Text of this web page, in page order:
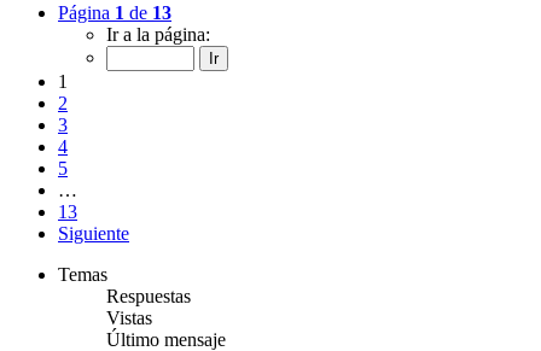
Página 1 de 13
Ir a la página:
1
2
3
4
5
…
13
Siguiente
Temas
Respuestas
Vistas
Último mensaje